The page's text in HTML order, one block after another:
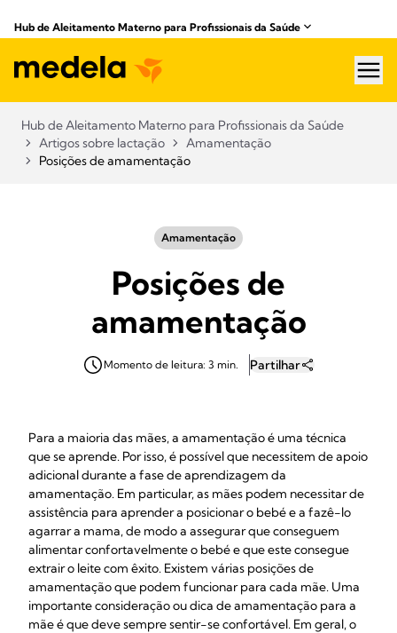
Hub de Aleitamento Materno para Profissionais da Saúde​
Hub de Aleitamento Materno para Profissionais da Saúde​
Artigos sobre lactação
Amamentação
Posições de amamentação
Amamentação
Posições de
amamentação
Momento de leitura: 3 min. Partilhar
Para a maioria das mães, a amamentação é uma técnica
que se aprende. Por isso, é possível que necessitem de apoio
adicional durante a fase de aprendizagem da
amamentação. Em particular, as mães podem necessitar de
assistência para aprender a posicionar o bebé e a fazê-lo
agarrar a mama, de modo a assegurar que conseguem
alimentar confortavelmente o bebé e que este consegue
extrair o leite com êxito. Existem várias posições de
amamentação que podem funcionar para cada mãe. Uma
importante consideração ou dica de amamentação para a
mãe é que deve sempre sentir-se confortável. Em geral, o